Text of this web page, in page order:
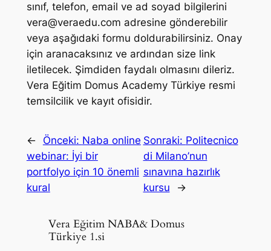
sınıf, telefon, email ve ad soyad bilgilerini
vera@veraedu.com adresine gönderebilir
veya aşağıdaki formu doldurabilirsiniz. Onay
için aranacaksınız ve ardından size link
iletilecek. Şimdiden faydalı olmasını dileriz.
Vera Eğitim Domus Academy Türkiye resmi
temsilcilik ve kayıt ofisidir.
← Önceki: Naba online
webinar: İyi bir
portfolyo için 10 önemli
kural
Sonraki: Politecnico
di Milano’nun
sınavına hazırlık
kursu
→
Vera Eğitim NABA& Domus
Türkiye 1.si